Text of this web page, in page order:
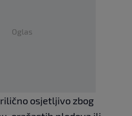
Oglas
osjetljivo zbog